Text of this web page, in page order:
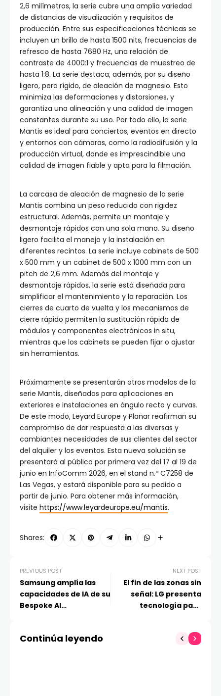
2,6 milímetros, la serie cubre una amplia variedad
de distancias de visualización y requisitos de
producción. Entre sus especificaciones técnicas se
incluyen un brillo de hasta 1500 nits, frecuencias de
refresco de hasta 7680 Hz, una relación de
contraste de 4000:1 y frecuencias de muestreo de
hasta 1:8. La serie destaca, además, por su diseño
ligero, pero rígido, de aleación de magnesio. Esto
minimiza las deformaciones y distorsiones, y
garantiza una alineación y una calidad de imagen
constantes durante su uso. Por todo ello, la serie
Mantis es ideal para conciertos, eventos en directo
y entornos con cámaras, como la radiodifusión y la
producción virtual, donde es imprescindible una
calidad de imagen fiable y apta para la filmación.
La carcasa de aleación de magnesio de la serie
Mantis combina un peso reducido con rigidez
estructural. Además, permite un montaje y
desmontaje rápidos con una sola mano. Su diseño
ligero facilita el manejo y la instalación en
diferentes recintos. La serie incluye cabinets de 500
x 500 mm y un cabinet de 500 x 1000 mm con un
pitch de 2,6 mm. Además del montaje y
desmontaje rápidos, la serie está diseñada para
simplificar el mantenimiento y la reparación. Los
cierres de cuarto de vuelta y los mecanismos de
cierre rápido permiten la sustitución rápida de
módulos y componentes electrónicos in situ,
mientras que los cabinets se pueden fijar o ajustar
sin herramientas.
Próximamente se presentarán otros modelos de la
serie Mantis, diseñados para aplicaciones en
exteriores e instalaciones en ángulo recto y curvas.
De este modo, Leyard Europe y Planar reafirman su
compromiso de dar respuesta a las diversas y
cambiantes necesidades de sus clientes del sector
del alquiler y los eventos. Esta nueva solución se
presentará al público por primera vez del 17 al 19 de
junio en InfoComm 2026, en el stand n.º C7258 de
Las Vegas, y estará disponible para su pedido a
partir de junio. Para obtener más información,
visite https://www.leyardeurope.eu/mantis.
Shares:
PREVIOUS POST
Samsung amplía las
capacidades de IA de su
Bespoke AI
actualizaciones
NEXT POST
El fin de las zonas sin
señal: LG presenta
tecnología para
garantiza asistencia
Continúa leyendo